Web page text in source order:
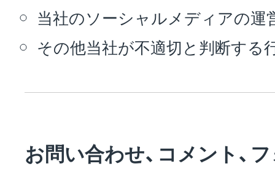
当社のソーシャルメディアの運
その他当社が不適切と判断する
お問い合わせ、コメント、